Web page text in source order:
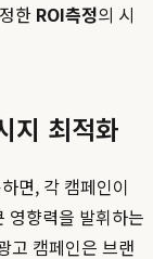
한 ROI측정의 시
지 최적화
면, 각 캠페인이
영향력을 발휘하는
고 캠페인은 브랜